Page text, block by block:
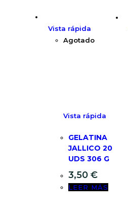
Vista rápida
Agotado
Vista rápida
GELATINA
JALLICO 20
UDS 306 G
3,50 €
LEER MÁS